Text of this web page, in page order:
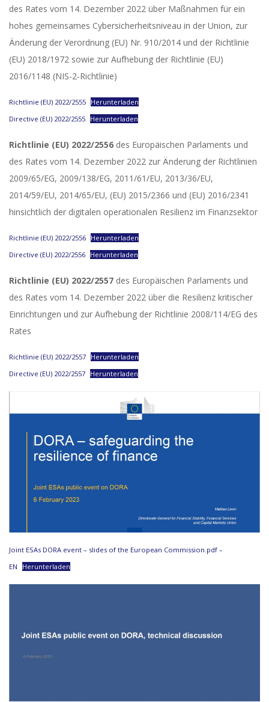
des Rates vom 14. Dezember 2022 über Maßnahmen für ein
hohes gemeinsames Cybersicherheitsniveau in der Union, zur
Änderung der Verordnung (EU) Nr. 910/2014 und der Richtlinie
(EU) 2018/1972 sowie zur Aufhebung der Richtlinie (EU)
2016/1148 (NIS-2-Richtlinie)
Richtlinie (EU) 2022/2555 Herunterladen
Directive (EU) 2022/2555 Herunterladen
Richtlinie (EU) 2022/2556 des Europäischen Parlaments und
des Rates vom 14. Dezember 2022 zur Änderung der Richtlinien
2009/65/EG, 2009/138/EG, 2011/61/EU, 2013/36/EU,
2014/59/EU, 2014/65/EU, (EU) 2015/2366 und (EU) 2016/2341
hinsichtlich der digitalen operationalen Resilienz im Finanzsektor
Richtlinie (EU) 2022/2556 Herunterladen
Directive (EU) 2022/2556 Herunterladen
Richtlinie (EU) 2022/2557 des Europäischen Parlaments und
des Rates vom 14. Dezember 2022 über die Resilienz kritischer
Einrichtungen und zur Aufhebung der Richtlinie 2008/114/EG des
Rates
Richtlinie (EU) 2022/2557 Herunterladen
Directive (EU) 2022/2557 Herunterladen
Joint ESAs DORA event – slides of the European Commission.pdf –
EN
Herunterladen